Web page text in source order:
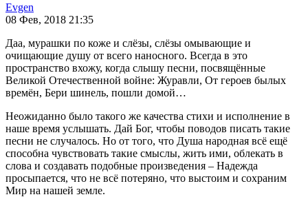
Evgen
08 Фев, 2018 21:35
Даа, мурашки по коже и слёзы, слёзы омывающие и
очищающие душу от всего наносного. Всегда в это
пространство вхожу, когда слышу песни, посвящённые
Великой Отечественной войне: Журавли, От героев былых
времён, Бери шинель, пошли домой…
Неожиданно было такого же качества стихи и исполнение в
наше время услышать. Дай Бог, чтобы поводов писать такие
песни не случалось. Но от того, что Душа народная всё ещё
способна чувствовать такие смыслы, жить ими, облекать в
слова и создавать подобные произведения – Надежда
просыпается, что не всё потеряно, что выстоим и сохраним
Мир на нашей земле.